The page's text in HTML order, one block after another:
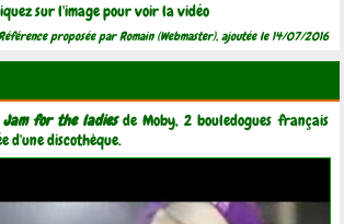
sur l'image pour voir la vidéo
proposée par Romain (Webmaster), ajoutée le 14/07/2016
Jam for the ladiesde Moby, 2 bouledogues français
d'une discothèque.